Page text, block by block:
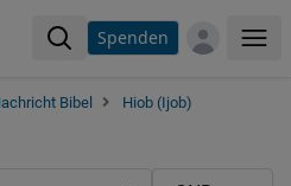
Spenden
Bibel
Hiob (Ijob)